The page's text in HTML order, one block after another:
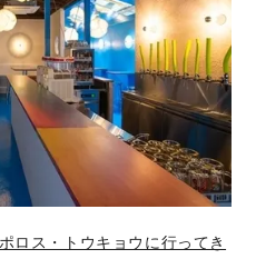
ロス・トウキョウに行ってき